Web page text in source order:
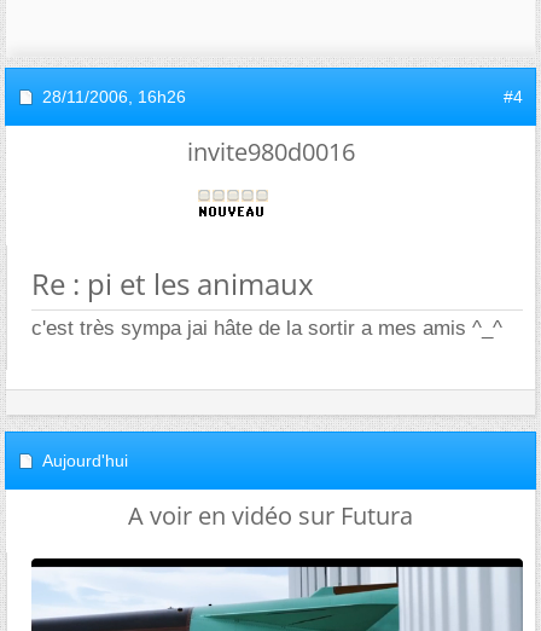
28/11/2006, 16h26 #4
invite980d0016
Re : pi et les animaux
c'est très sympa jai hâte de la sortir a mes amis ^_^
Aujourd'hui
A voir en vidéo sur Futura